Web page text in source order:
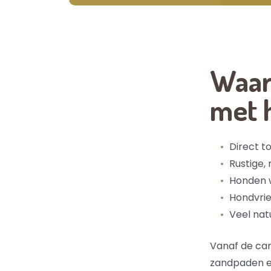
met
Direct
Honden
Veel
Vanaf de
zandpaden